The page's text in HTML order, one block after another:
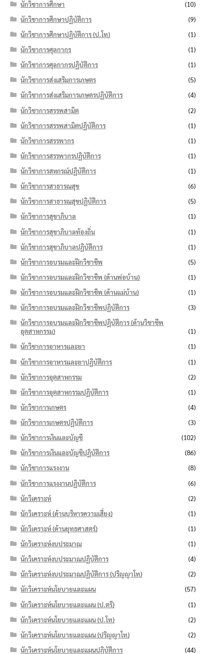
นักวิชาการศึกษา
(10)
นักวิชาการศึกษาปฏิบัติการ
(9)
นักวิชาการศึกษาปฏิบัติการ (ป.โท)
(1)
นักวิชาการศุลกากร
(1)
นักวิชาการศุลกากรปฏิบัติการ
(1)
นักวิชาการส่งเสริมการเกษตร
(5)
นักวิชาการส่งเสริมการเกษตรปฏิบัติการ
(4)
นักวิชาการสรรพสามิต
(2)
นักวิชาการสรรพสามิตปฏิบัติการ
(1)
นักวิชาการสรรพากร
(1)
นักวิชาการสรรพากรปฏิบัติการ
(1)
นักวิชาการสหกรณ์ปฏิบัติการ
(1)
นักวิชาการสาธารณสุข
(6)
นักวิชาการสาธารณสุขปฏิบัติการ
(5)
นักวิชาการสุขาภิบาล
(1)
นักวิชาการสุขาภิบาลท้องถิ่น
(1)
นักวิชาการสุขาภิบาลปฏิบัติการ
(1)
นักวิชาการอบรมและฝึกวิชาชีพ
(5)
นักวิชาการอบรมและฝึกวิชาชีพ (ด้านพ่อบ้าน)
(1)
นักวิชาการอบรมและฝึกวิชาชีพ (ด้านแม่บ้าน)
(1)
นักวิชาการอบรมและฝึกวิชาชีพปฏิบัติการ
(3)
นักวิชาการอบรมและฝึกวิชาชีพปฏิบัติการ (ด้านวิชาชีพ
อุตสาหกรรม)
(1)
นักวิชาการอาหารและยา
(1)
นักวิชาการอาหารและยาปฏิบัติการ
(1)
นักวิชาการอุตสาหกรรม
(2)
นักวิชาการอุตสาหกรรมปฏิบัติการ
(1)
นักวิชาการเกษตร
(4)
นักวิชาการเกษตรปฏิบัติการ
(3)
นักวิชาการเงินและบัญชี
(102)
นักวิชาการเงินและบัญชีปฏิบัติการ
(86)
นักวิชาการแรงงาน
(8)
นักวิชาการแรงงานปฏิบัติการ
(6)
นักวิเคราะห์
(2)
นักวิเคราะห์ (ด้านบริหารความเสี่ยง)
(1)
นักวิเคราะห์ (ด้านยุทธศาสตร์)
(1)
นักวิเคราะห์งบประมาณ
(1)
นักวิเคราะห์งบประมาณปฏิบัติการ
(4)
นักวิเคราะห์งบประมาณปฏิบัติการ (ปริญญาโท)
(2)
นักวิเคราะห์นโยบายและแผน
(57)
นักวิเคราะห์นโยบายและแผน (ป.ตรี)
(1)
นักวิเคราะห์นโยบายและแผน (ป.โท)
(2)
นักวิเคราะห์นโยบายและแผน (ปริญญาโท)
(2)
นักวิเคราะห์นโยบายและแผนปฏิบัติการ
(44)